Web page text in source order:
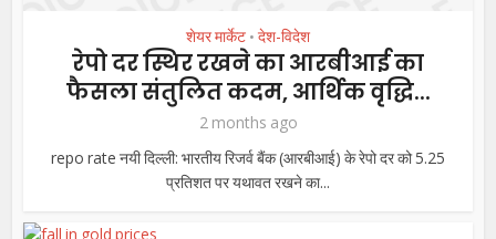
शेयर मार्केट • देश-विदेश
रेपो दर स्थिर रखने का आरबीआई का
फैसला संतुलित कदम, आर्थिक वृद्धि...
2 months ago
repo rate नयी दिल्ली: भारतीय रिजर्व बैंक (आरबीआई) के रेपो दर को 5.25
प्रतिशत पर यथावत रखने का...